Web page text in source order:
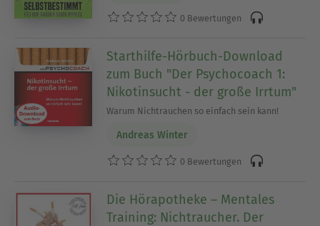
0 Bewertungen
Starthilfe-Hörbuch-Download
zum Buch "Der Psychocoach 1:
Nikotinsucht - der große Irrtum"
Warum Nichtrauchen so einfach sein kann!
Andreas Winter
0 Bewertungen
Die Hörapotheke – Mentales
Training: Nichtraucher. Der